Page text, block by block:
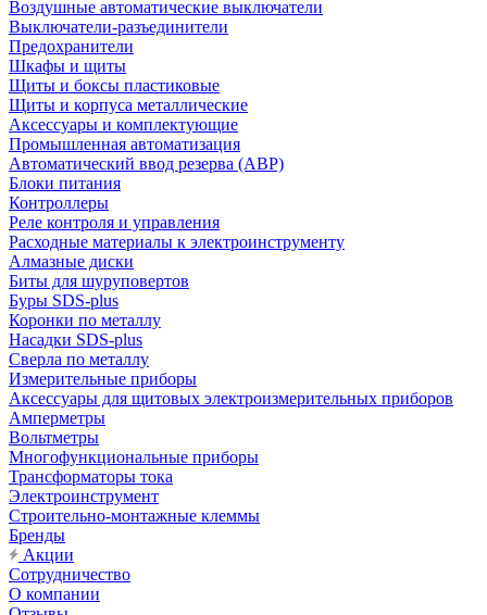
Воздушные автоматические выключатели
Выключатели-разъединители
Предохранители
Шкафы и щиты
Щиты и боксы пластиковые
Щиты и корпуса металлические
Аксессуары и комплектующие
Промышленная автоматизация
Автоматический ввод резерва (АВР)
Блоки питания
Контроллеры
Реле контроля и управления
Расходные материалы к электроинструменту
Алмазные диски
Биты для шуруповертов
Буры SDS-plus
Коронки по металлу
Насадки SDS-plus
Сверла по металлу
Измерительные приборы
Аксессуары для щитовых электроизмерительных приборов
Амперметры
Вольтметры
Многофункциональные приборы
Трансформаторы тока
Электроинструмент
Строительно-монтажные клеммы
Бренды
Акции
Сотрудничество
О компании